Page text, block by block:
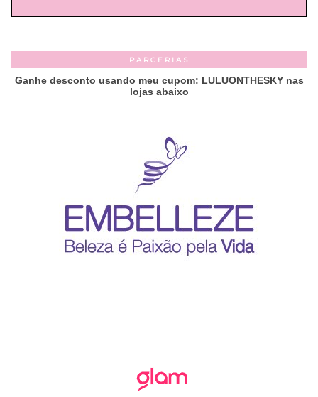
PARCERIAS
Ganhe desconto usando meu cupom: LULUONTHESKY nas
lojas abaixo